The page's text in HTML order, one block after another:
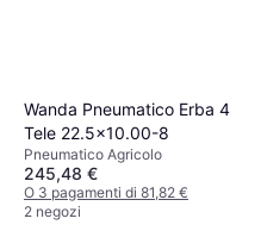
Wanda Pneumatico Erba 4
Tele 22.5x10.00-8
Pneumatico Agricolo
245,48 €
O 3 pagamenti di 81,82 €
2 negozi